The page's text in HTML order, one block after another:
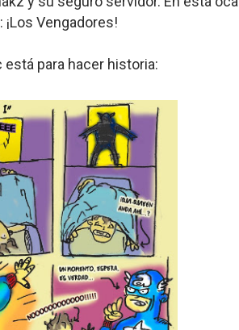
(DOS)
del siglo XXI
para el fin del mundo
Vengadores!
para hacer historia: